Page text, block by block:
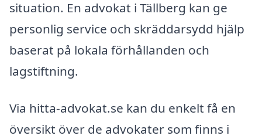
situation. En advokat i Tällberg kan ge
personlig service och skräddarsydd hjälp
baserat på lokala förhållanden och
lagstiftning.
Via hitta-advokat.se kan du enkelt få en
översikt över de advokater som finns i